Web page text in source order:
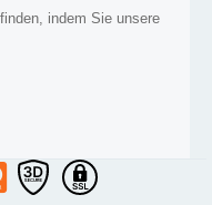
indem Sie unsere